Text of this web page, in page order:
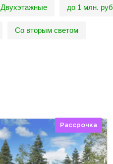
Двухэтажные до 1 млн. руб
Со вторым светом
Рассрочка